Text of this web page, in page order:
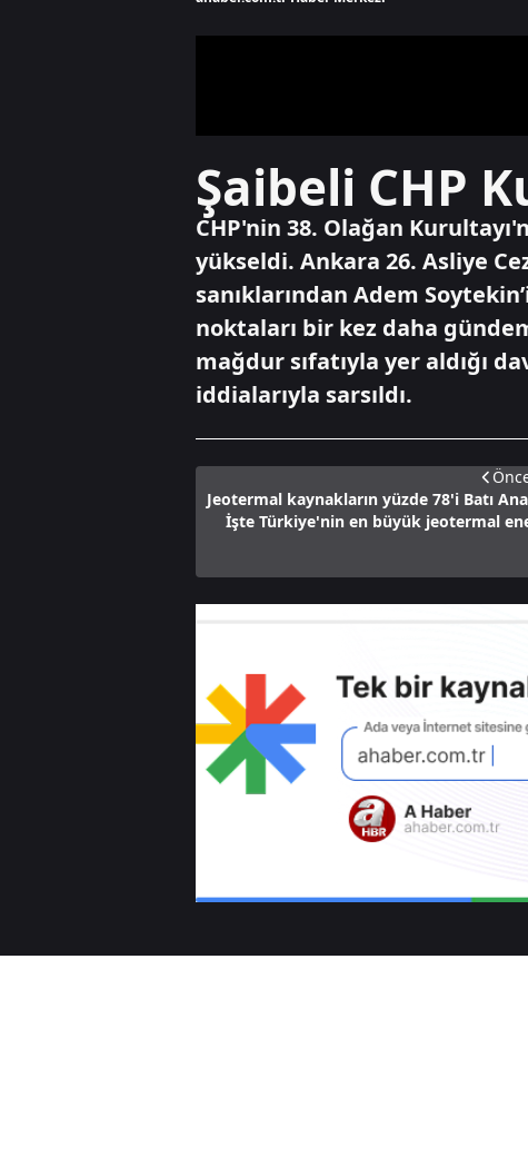
Şaibeli CHP
CHP'nin 38. Olağan
yükseldi. Ankara 26. Asliye
sanıklarından Adem
noktaları bir kez daha
mağdur sıfatıyla yer aldığı
iddialarıyla sarsıldı.
Jeotermal kaynakların yüzde 78'i Batı
İşte Türkiye'nin en büyük jeotermal